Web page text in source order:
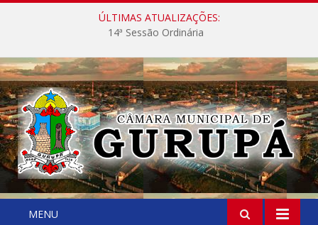
ÚLTIMAS ATUALIZAÇÕES:
14ª Sessão Ordinária
MENU